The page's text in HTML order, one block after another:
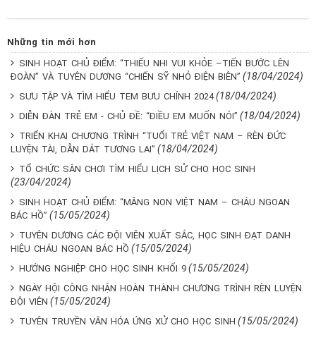
Những tin mới hơn
SINH HOẠT CHỦ ĐIỂM: “THIẾU NHI VUI KHỎE –TIẾN BƯỚC LÊN
ĐOÀN” VÀ TUYÊN DƯƠNG “CHIẾN SỸ NHỎ ĐIỆN BIÊN” (18/04/2024)
SƯU TẬP VÀ TÌM HIỂU TEM BƯU CHÍNH 2024 (18/04/2024)
DIỄN ĐÀN TRẺ EM - CHỦ ĐỀ: “ĐIỀU EM MUỐN NÓI” (18/04/2024)
TRIỂN KHAI CHƯƠNG TRÌNH “TUỔI TRẺ VIỆT NAM – RÈN ĐỨC
LUYỆN TÀI, DẪN DẮT TƯƠNG LAI” (18/04/2024)
TỔ CHỨC SÂN CHƠI TÌM HIỂU LỊCH SỬ CHO HỌC SINH
(23/04/2024)
SINH HOẠT CHỦ ĐIỂM: “MĂNG NON VIỆT NAM – CHÁU NGOAN
BÁC HỒ” (15/05/2024)
TUYÊN DƯƠNG CÁC ĐỘI VIÊN XUẤT SẮC, HỌC SINH ĐẠT DANH
HIỆU CHÁU NGOAN BÁC HỒ (15/05/2024)
HƯỚNG NGHIỆP CHO HỌC SINH KHỐI 9 (15/05/2024)
NGÀY HỘI CÔNG NHẬN HOÀN THÀNH CHƯƠNG TRÌNH RÈN LUYỆN
ĐỘI VIÊN (15/05/2024)
TUYÊN TRUYỀN VĂN HÓA ỨNG XỬ CHO HỌC SINH (15/05/2024)